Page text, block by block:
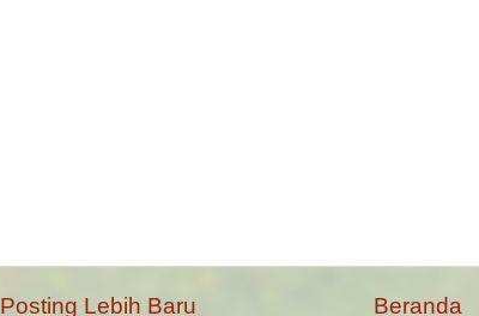
Posting Lebih Baru Beranda